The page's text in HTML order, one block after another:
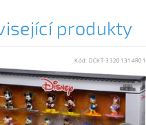
produkty
Kód: DCKT-33201314R01